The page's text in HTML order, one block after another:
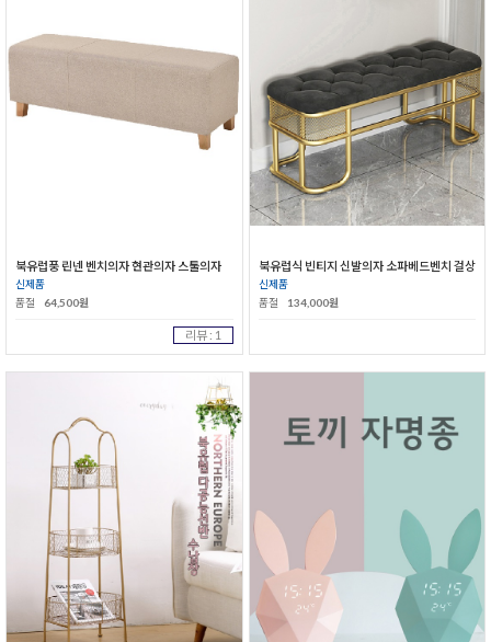
북유럽풍 린넨 벤치의자 현관의자 스툴의자
신제품
품절
64,500원
리뷰 : 1
북유럽식 빈티지 신발의자 소파베드벤치 걸상
신제품
품절
134,000원